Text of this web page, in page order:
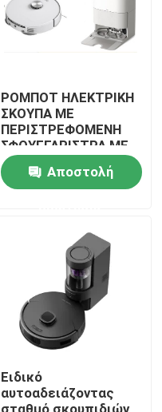
ΡΟΜΠΟΤ ΗΛΕΚΤΡΙΚΗ
ΣΚΟΥΠΑ ΜΕ
ΠΕΡΙΣΤΡΕΦΟΜΕΝΗ
ΣΦΟΥΓΓΑΡΙΣΤΡΑ ΜΕ
ΑΥΤΟΚΑΘΑΡΙΣΜΟ ΚΑΙ
ΣΤΕΓΝΩΜΑ ΜΕ
ΖΕΣΤΟ ΑΕΡΑ
Αποστολή
Ειδικό
αυτοαδειάζοντας